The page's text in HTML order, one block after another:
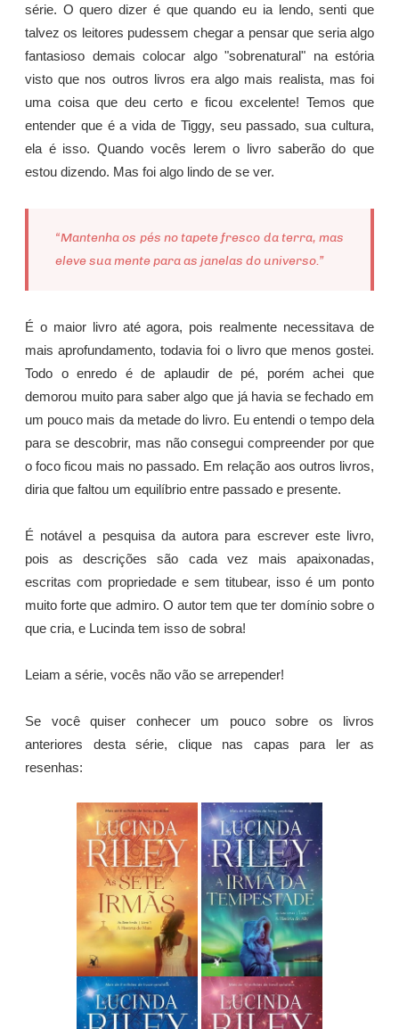
série. O quero dizer é que quando eu ia lendo, senti que
talvez os leitores pudessem chegar a pensar que seria algo
fantasioso demais colocar algo "sobrenatural" na estória
visto que nos outros livros era algo mais realista, mas foi
uma coisa que deu certo e ficou excelente! Temos que
entender que é a vida de Tiggy, seu passado, sua cultura,
ela é isso. Quando vocês lerem o livro saberão do que
estou dizendo. Mas foi algo lindo de se ver.
“Mantenha os pés no tapete fresco da terra, mas
eleve sua mente para as janelas do universo.”
É o maior livro até agora, pois realmente necessitava de
mais aprofundamento, todavia foi o livro que menos gostei.
Todo o enredo é de aplaudir de pé, porém achei que
demorou muito para saber algo que já havia se fechado em
um pouco mais da metade do livro. Eu entendi o tempo dela
para se descobrir, mas não consegui compreender por que
o foco ficou mais no passado. Em relação aos outros livros,
diria que faltou um equilíbrio entre passado e presente.
É notável a pesquisa da autora para escrever este livro,
pois as descrições são cada vez mais apaixonadas,
escritas com propriedade e sem titubear, isso é um ponto
muito forte que admiro. O autor tem que ter domínio sobre o
que cria, e Lucinda tem isso de sobra!
Leiam a série, vocês não vão se arrepender!
Se você quiser conhecer um pouco sobre os livros
anteriores desta série, clique nas capas para ler as
resenhas: